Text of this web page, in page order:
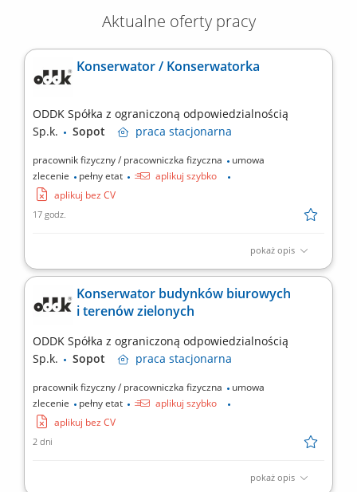
Aktualne oferty pracy
Konserwator / Konserwatorka
ODDK Spółka z ograniczoną odpowiedzialnością
Sp.k.
Sopot praca stacjonarna
pracownik fizyczny / pracowniczka fizyczna
umowa
zlecenie
pełny etat
aplikuj szybko
aplikuj bez CV
17 godz.
pokaż opis
Obowiązki: Bieżąca konserwacja i drobne naprawy (hydraulika,
technicznych oraz kontrola stanu obiektów; Pielęgnacja zieleni
(koszenie, przycinanie) Utrzymanie porządku wokół budynków i
Konserwator budynków biurowych
i terenów zielonych
ODDK Spółka z ograniczoną odpowiedzialnością
Sp.k.
Sopot praca stacjonarna
pracownik fizyczny / pracowniczka fizyczna
umowa
zlecenie
pełny etat
aplikuj szybko
aplikuj bez CV
2 dni
pokaż opis